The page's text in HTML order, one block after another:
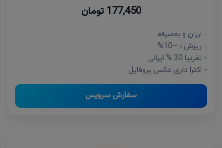
177,450 تومان
- ارزان و به‌صرفه
- ریزش : ~10%
- تقریبا 30 % ایرانی
- اکثرا داری عکس پروفایل
سفارش سرویس